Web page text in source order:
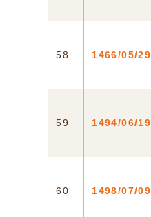
58 1466/05/29
59 1494/06/19
60 1498/07/09